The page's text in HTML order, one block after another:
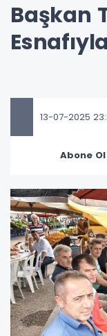
Başkan
13-07-2025
Abone Ol